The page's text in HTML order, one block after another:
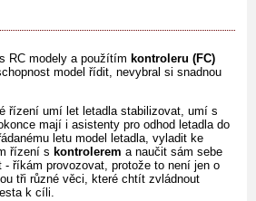
RC modely a použítím kontroleru (FC)
model řídit, nevybral si snadnou
řízení umí let letadla stabilizovat, umí s
mají i asistenty pro odhod letadla do
letu model letadla, vyladit ke
řízení s kontrolerem a naučit sám sebe
- říkám provozovat, protože to není jen o
tři různé věci, které chtít zvládnout
k cíli.